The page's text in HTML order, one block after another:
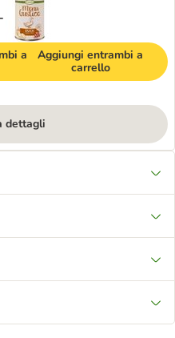
a
Aggiungi entrambi a
carrello
dettagli